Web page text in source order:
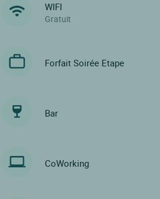
WIFI
Gratuit
Forfait Soirée Etape
Bar
CoWorking